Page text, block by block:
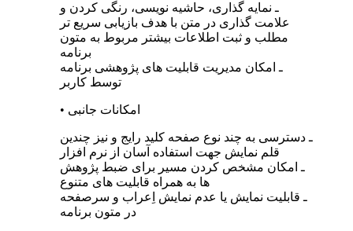
ـ نمایه‌ گذاری، حاشیه‌ نویسی، رنگی کردن و
علامت‌ گذاری در متن با هدف بازیابی سریع‌ تر
مطلب و ثبت اطلاعات بیشتر مربوط به متون
برنامه
ـ امکان مدیریت قابلیت‌ های پژوهشی برنامه
توسط کاربر
• امکانات جانبی
ـ دسترسی به چند نوع صفحه‌ کلید رایج و نیز چندین
قلم نمایش جهت استفاده آسان از نرم‌ افزار
ـ امکان مشخص کردن مسیر برای ضبط پژوهش‌
ها به همراه قابلیت‌ های متنوع
ـ قابلیت نمایش یا عدم نمایش اِعراب و سرصفحه
در متون برنامه